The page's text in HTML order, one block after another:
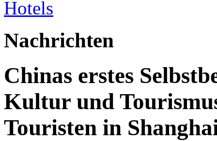
Nachrichten
Chinas erstes
Kultur und
Touristen in